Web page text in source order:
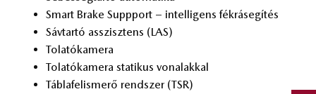
Smart Brake Supp­port – in­tel­li­gens fék­rá­se­gí­tés
Sáv­tar­tó asszisz­tens (LAS)
To­la­tó­ka­me­ra
To­la­tó­ka­me­ra sta­ti­kus vo­na­lak­kal
Táb­la­fel­is­me­rő rend­szer (TSR)